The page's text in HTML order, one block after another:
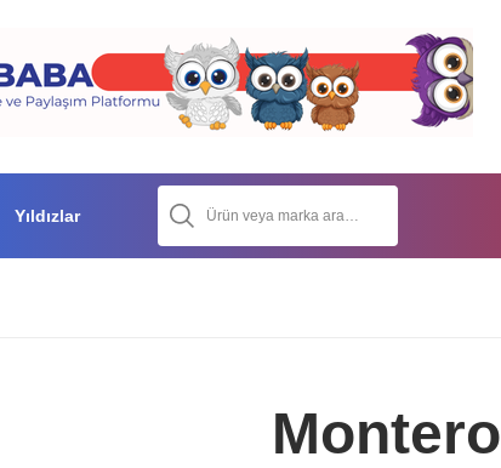
Yıldızlar
Montero